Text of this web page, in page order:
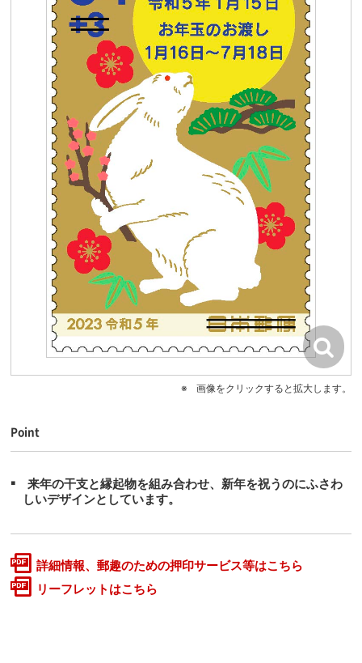
画像をクリックすると拡大します。
Point
来年の干支と縁起物を組み合わせ、新年を祝うのにふさわ
しいデザインとしています。
詳細情報、郵趣のための押印サービス等はこちら
リーフレットはこちら